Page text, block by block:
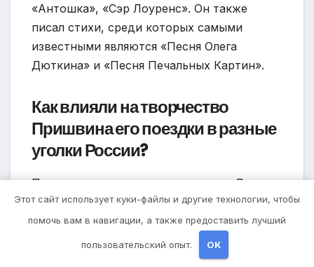
«Антошка», «Сэр Лоуренс». Он также
писал стихи, среди которых самыми
известными являются «Песня Олега
Дюткина» и «Песня Печальных Картин».
Как влияли на творчество
Пришвина его поездки в разные
уголки России?
Пришвин много путешествовал по России
и описывал в своих произведениях разные
места и их особенности. Поездки
позволяли ему получать новые
впечатления, познавать красоты природы
Этот сайт использует куки-файлы и другие технологии, чтобы
помочь вам в навигации, а также предоставить лучший
пользовательский опыт. OK